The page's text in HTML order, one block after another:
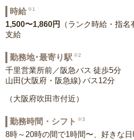
時給 ※1
1,500〜1,860円
（ランク時給・指
支給
勤務地･最寄り駅 ※2
千里営業所前／阪急バス 徒歩5分
山田(大阪府・阪急線) バス12分
（大阪府吹田市付近）
勤務時間・シフト ※3
8時～20時の間で1時間〜、好きな